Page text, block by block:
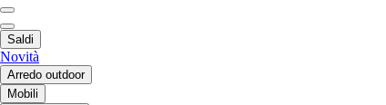
Saldi
Novità
Arredo outdoor
Mobili